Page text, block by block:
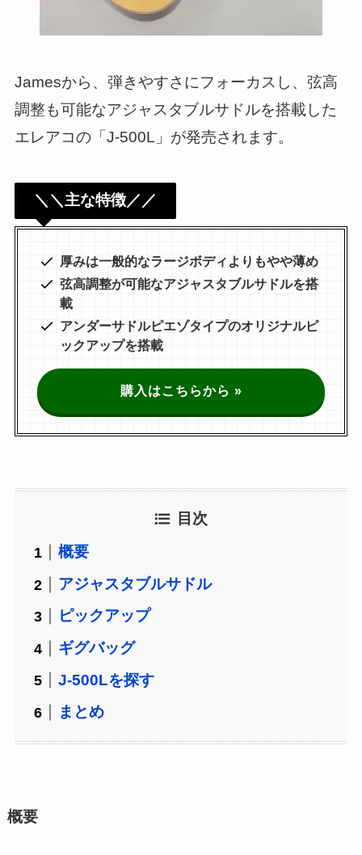
Jamesから、弾きやすさにフォーカスし、弦高
調整も可能なアジャスタブルサドルを搭載した
エレアコの「J-500L」が発売されます。
＼＼主な特徴／／
厚みは一般的なラージボディよりもやや薄め
弦高調整が可能なアジャスタブルサドルを搭
載
アンダーサドルピエゾタイプのオリジナルピ
ックアップを搭載
購入はこちらから »
目次
概要
アジャスタブルサドル
ピックアップ
ギグバッグ
J-500Lを探す
まとめ
概要